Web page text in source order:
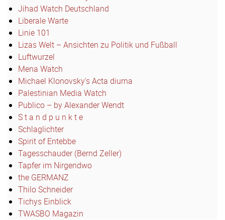
Jihad Watch Deutschland
Liberale Warte
Linie 101
Lizas Welt – Ansichten zu Politik und Fußball
Luftwurzel
Mena Watch
Michael Klonovsky's Acta diurna
Palestinian Media Watch
Publico – by Alexander Wendt
S t a n d p u n k t e
Schlaglichter
Spirit of Entebbe
Tagesschauder (Bernd Zeller)
Tapfer im Nirgendwo
the GERMANZ
Thilo Schneider
Tichys Einblick
TWASBO Magazin